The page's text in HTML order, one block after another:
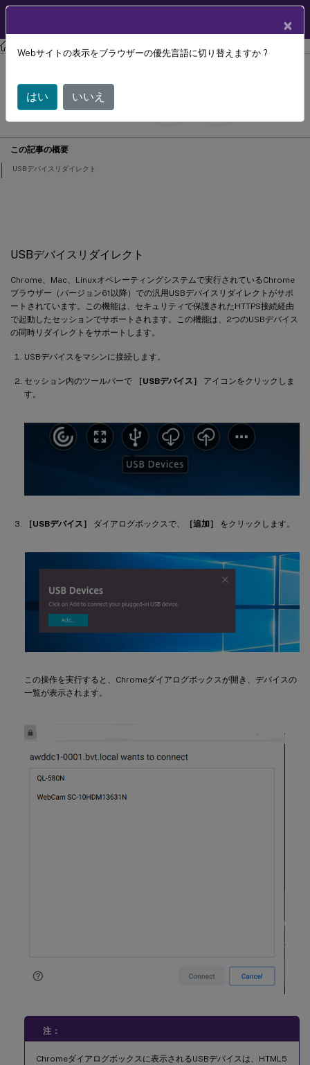
Citrix Workspaceアプリ HTML5向けCitrix Workspaceアプリ
USBデバイスリダイレクト
Chrome、Mac、Linuxオペレーティングシステムで実行されているChrome
ブラウザー（バージョン61以降）での汎用USBデバイスリダイレクトがサポ
ートされています。この機能は、セキュリティで保護されたHTTPS接続経由
で起動したセッションでサポートされます。この機能は、2つのUSBデバイス
の同時リダイレクトをサポートします。
USBデバイスをマシンに接続します。
セッション内のツールバーで ［USBデバイス］
アイコンをクリックしま
す。
［USBデバイス］ ダイアログボックスで、 ［追加］ をクリックします。
この操作を実行すると、Chromeダイアログボックスが開き、デバイスの
一覧が表示されます。
注：
Chromeダイアログボックスに表示されるUSBデバイスは、HTML5
周辺機器
September 20,
2023
この記事の概要
USBデバイスリダイレクト
×
Webサイトの表示をブラウザーの優先言語に切り替えますか ?
はい いいえ